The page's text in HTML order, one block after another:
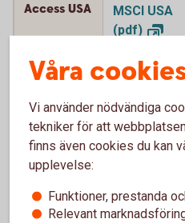
Access USA
MSCI USA
(pdf)
Access
Japan
MSCI
Access
Global
MSCI
(pdf)
(aktiedel)
Våra
Vi använder nödvändiga
tekniker för att
finns även cookies du kan
upplevelse:
Funktioner, prestanda
Relevant